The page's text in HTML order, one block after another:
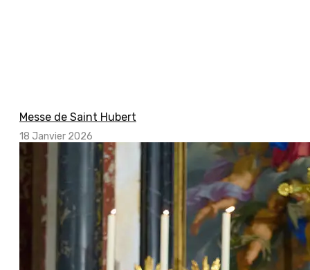
Messe de Saint Hubert
18 Janvier 2026